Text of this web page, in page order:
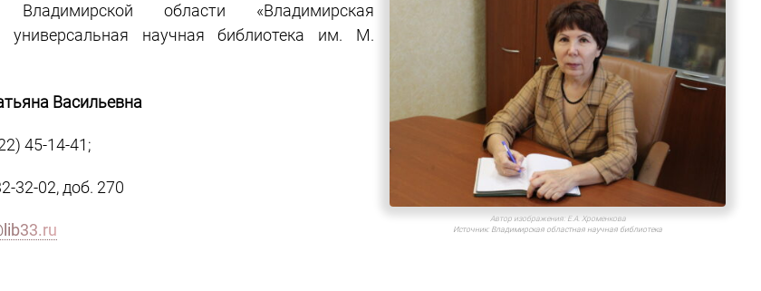
Автор изображения: Е.А. Хроменкова
Источник: Владимирская областная научная библиотека
Владимирской области «Владимирская
универсальная научная библиотека им. М.
Васильевна
45-14-41;
32-02, доб. 270